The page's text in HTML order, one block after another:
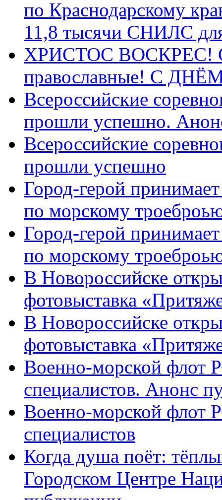
по Краснодарскому
11,8 тысячи СНИЛС
ХРИСТОС ВОСКРЕС! С
православные! C
Всероссийские
прошли успешно.
Всероссийские
прошли успешно
Город-герой
по морскому
Город-герой
по морскому
В Новороссийске
фотовыставка
В Новороссийске
фотовыставка
Военно-морской флот
специалистов. Анонс
Военно-морской флот
специалистов
Когда душа поёт:
Городском Центре